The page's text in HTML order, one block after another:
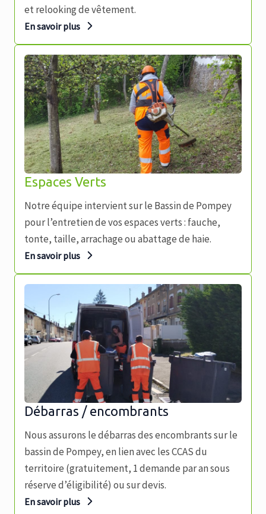
et relooking de vêtement.
En savoir plus
Espaces Verts
Notre équipe intervient sur le Bassin de Pompey
pour l’entretien de vos espaces verts : fauche,
tonte, taille, arrachage ou abattage de haie.
En savoir plus
Débarras / encombrants
Nous assurons le débarras des encombrants sur le
bassin de Pompey, en lien avec les CCAS du
territoire (gratuitement, 1 demande par an sous
réserve d’éligibilité) ou sur devis.
En savoir plus